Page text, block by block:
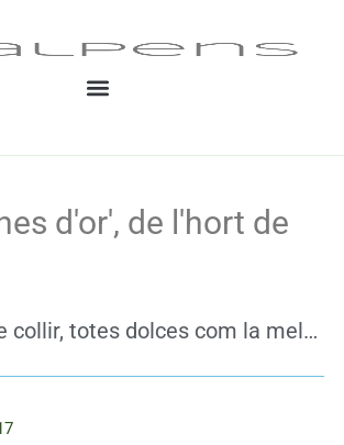
d'or', de l'hort de
collir, totes dolces com la mel…